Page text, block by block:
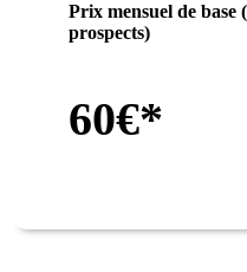
Prix mensuel de base
prospects)
60€*